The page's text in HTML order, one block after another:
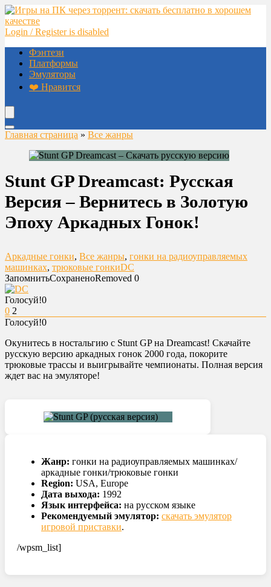
Login / Register is disabled
Фэнтези
Платформы
Эмуляторы
❤️ Нравится
Главная страница » Все жанры
Stunt GP Dreamcast: Русская
Версия – Вернитесь в Золотую
Эпоху Аркадных Гонок!
Аркадные гонки, Все жанры, гонки на радиоуправляемых
машинках, трюковые гонкиDC
ЗапомнитьСохраненоRemoved 0
Голосуй!0
0 2
Голосуй!0
Окунитесь в ностальгию с Stunt GP на Dreamcast! Скачайте
русскую версию аркадных гонок 2000 года, покорите
трюковые трассы и выигрывайте чемпионаты. Полная версия
ждет вас на эмуляторе!
Жанр: гонки на радиоуправляемых машинках/
аркадные гонки/трюковые гонки
Region: USA, Europe
Дата выхода: 1992
Язык интерфейса: на русском языке
Рекомендуемый эмулятор: скачать эмулятор
игровой приставки.
/wpsm_list]